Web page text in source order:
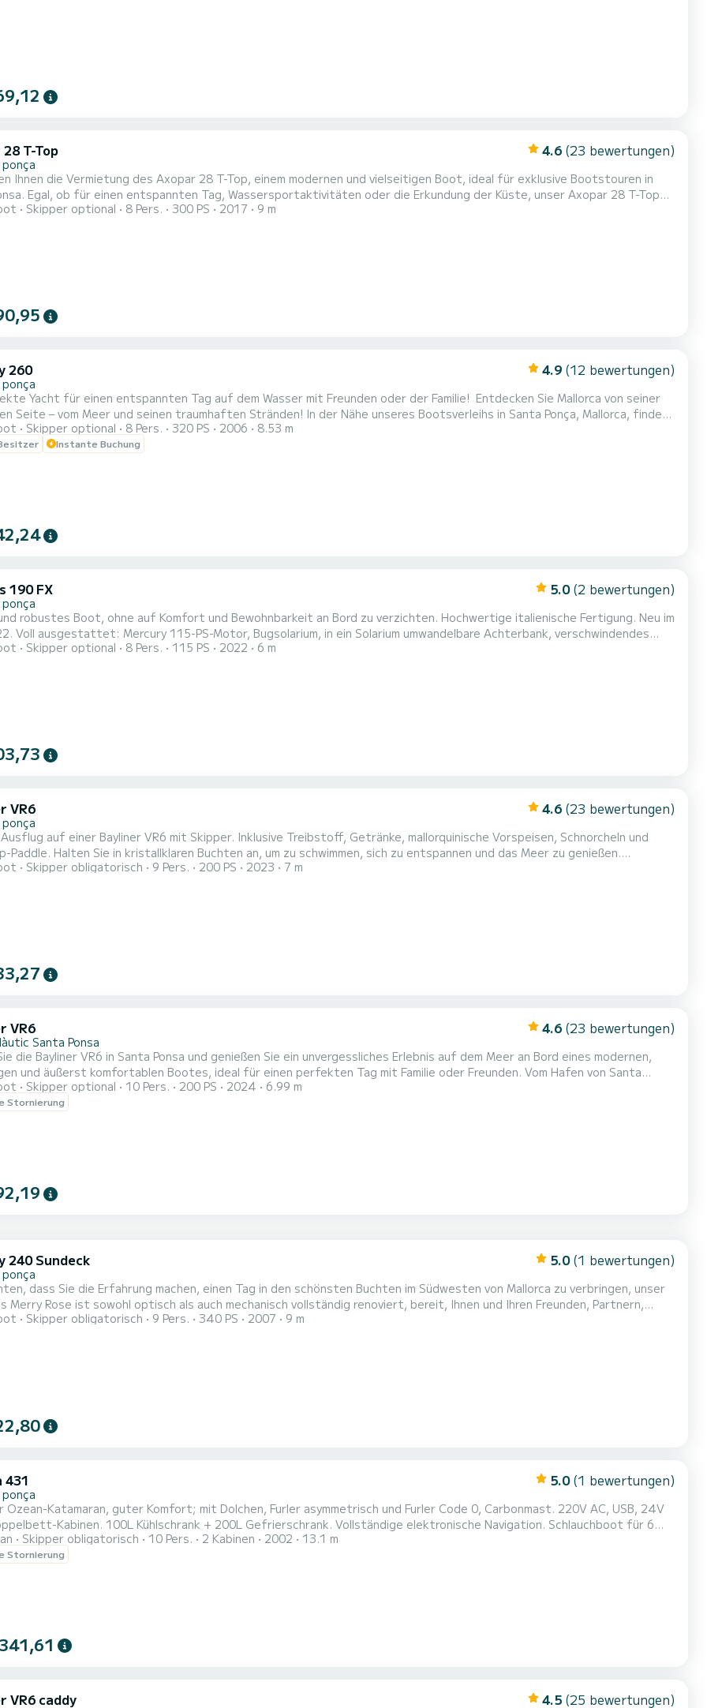
T-Top 4.6 (23 bewertungen)
Ihnen die Vermietung des Axopar 28 T-Top, einem modernen und vielseitigen Boot, ideal für exklusive Bootstouren in
Egal, ob für einen entspannten Tag, Wassersportaktivitäten oder die Erkundung der Küste, unser Axopar 28 T-Top
Sicherheit und außergewöhnliche Leistung. | Technische Daten: | Gesamtlänge (LOA): 9 m. | Motor: 300 PS (bis zu
Skipper optional 8 Pers. 300 PS 2017 9 m
260 4.9 (12 bewertungen)
Yacht für einen entspannten Tag auf dem Wasser mit Freunden oder der Familie! ️ Entdecken Sie Mallorca von seiner
Seite – vom Meer und seinen traumhaften Stränden! In der Nähe unseres Bootsverleihs in Santa Ponça, Mallorca, finden
Buchten und Strände, die Sie problemlos mit unserer Yacht erreichen können. Mit einer Kapazität von bis zu 8
Skipper optional 8 Pers. 320 PS 2006 8.53 m
Instante Buchung
190 FX 5.0 (2 bewertungen)
robustes Boot, ohne auf Komfort und Bewohnbarkeit an Bord zu verzichten. Hochwertige italienische Fertigung. Neu im
verschwindendes
Soundsystem, Cockpitdusche, Badeleiter, Achterplattform, Picknicktisch, Staufächer, automatische
Skipper optional 8 Pers. 115 PS 2022 6 m
VR6 4.6 (23 bewertungen)
auf einer Bayliner VR6 mit Skipper. Inklusive Treibstoff, Getränke, mallorquinische Vorspeisen, Schnorcheln und
Paddle. Halten Sie in kristallklaren Buchten an, um zu schwimmen, sich zu entspannen und das Meer zu genießen.
Beschreibung: Genießen Sie ein einzigartiges Erlebnis auf dem Meer an Bord einer komfortablen Bayliner VR6 und
Skipper obligatorisch 9 Pers. 200 PS 2023 7 m
VR6 4.6 (23 bewertungen)
Santa Ponsa
die Bayliner VR6 in Santa Ponsa und genießen Sie ein unvergessliches Erlebnis auf dem Meer an Bord eines modernen,
und äußerst komfortablen Bootes, ideal für einen perfekten Tag mit Familie oder Freunden. Vom Hafen von Santa
erreichen Sie in nur wenigen Minuten einige der schönsten Buchten der Südwestküste Mallorcas. Kristallklares,
Wasser, beeindruckende Küstenlandschaften und ruhige Ankerplätze machen diese Gegend perfekt zum
Skipper optional 10 Pers. 200 PS 2024 6.99 m
Stornierung
240 Sundeck 5.0 (1 bewertungen)
dass Sie die Erfahrung machen, einen Tag in den schönsten Buchten im Südwesten von Mallorca zu verbringen, unser
Merry Rose ist sowohl optisch als auch mechanisch vollständig renoviert, bereit, Ihnen und Ihren Freunden, Partnern,
Abenteuer und entspannte Momente zu bescheren ... Wir freuen uns darauf, dass Sie sie kennenlernen, denn
Skipper obligatorisch 9 Pers. 340 PS 2007 9 m
431 5.0 (1 bewertungen)
Ozean-Katamaran, guter Komfort; mit Dolchen, Furler asymmetrisch und Furler Code 0, Carbonmast. 220V AC, USB, 24V
Kabinen. 100L Kühlschrank + 200L Gefrierschrank. Vollständige elektronische Navigation. Schlauchboot für 6
mit 15 PS Außenborder. 2 Paddelsurfs.
Skipper obligatorisch 10 Pers. 2 Kabinen 2002 13.1 m
Stornierung
VR6 caddy 4.5 (25 bewertungen)